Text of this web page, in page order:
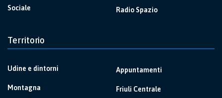
Sociale Radio Spazio
Territorio
Udine e dintorni
Montagna
Appuntamenti
Friuli Centrale